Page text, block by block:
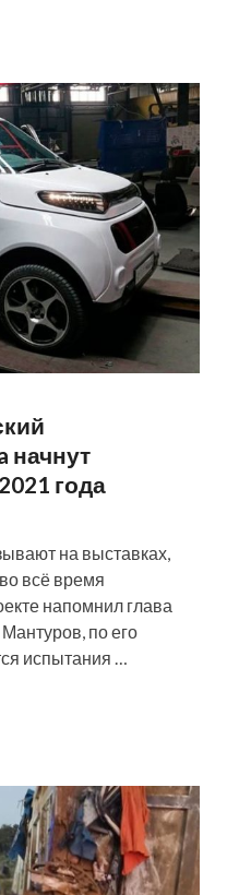
начнут
года
на выставках,
всё время
напомнил глава
по его
испытания …